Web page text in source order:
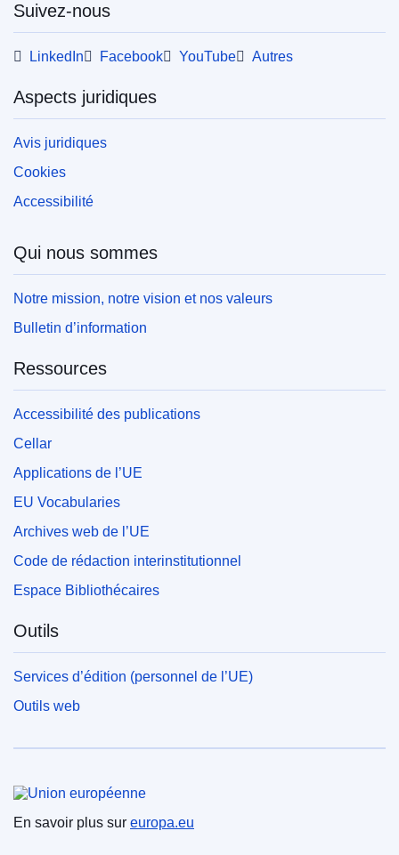
Suivez-nous
LinkedIn Facebook YouTube Autres
Aspects juridiques
Avis juridiques
Cookies
Accessibilité
Qui nous sommes
Notre mission, notre vision et nos valeurs
Bulletin d’information
Ressources
Accessibilité des publications
Cellar
Applications de l’UE
EU Vocabularies
Archives web de l’UE
Code de rédaction interinstitutionnel
Espace Bibliothécaires
Outils
Services d’édition (personnel de l’UE)
Outils web
Union européenne
En savoir plus sur europa.eu